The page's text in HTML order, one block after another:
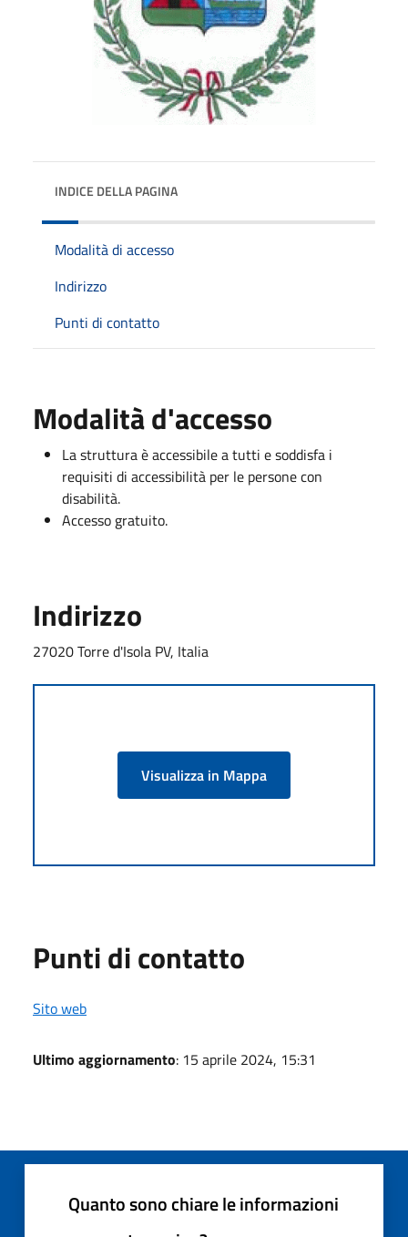
INDICE DELLA PAGINA
Modalità di accesso
Indirizzo
Punti di contatto
Modalità d'accesso
La struttura è accessibile a tutti e soddisfa i
requisiti di accessibilità per le persone con
disabilità.
Accesso gratuito.
Indirizzo
27020 Torre d'Isola PV, Italia
Visualizza in Mappa
Punti di contatto
Sito web
Ultimo aggiornamento: 15 aprile 2024, 15:31
Quanto sono chiare le informazioni